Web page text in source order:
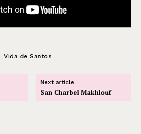
Vida de Santos
Next article
San Charbel Makhlouf